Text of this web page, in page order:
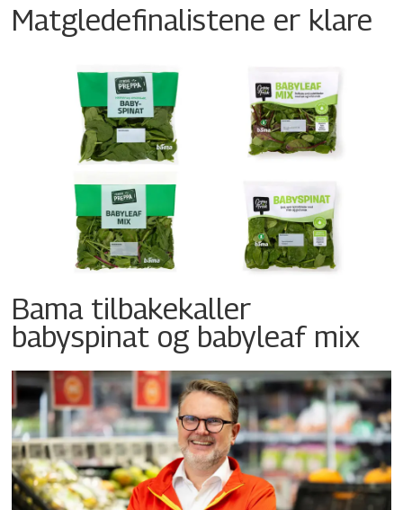
Matgledefinalistene er klare
Bama tilbakekaller
babyspinat og babyleaf mix